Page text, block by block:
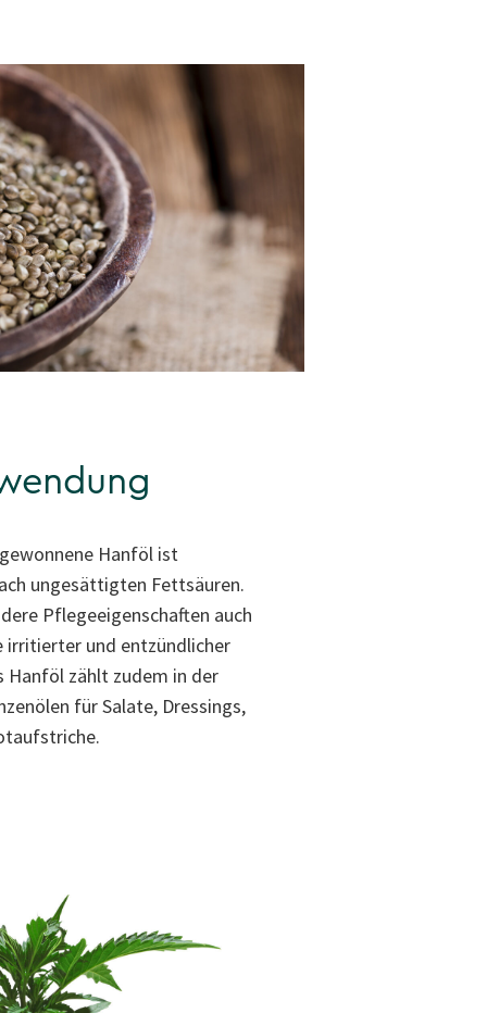
Hanföl ist
ungesättigten Fettsäuren.
Pflegeeigenschaften auch
irritierter und entzündlicher
zählt zudem in der
für Salate, Dressings,